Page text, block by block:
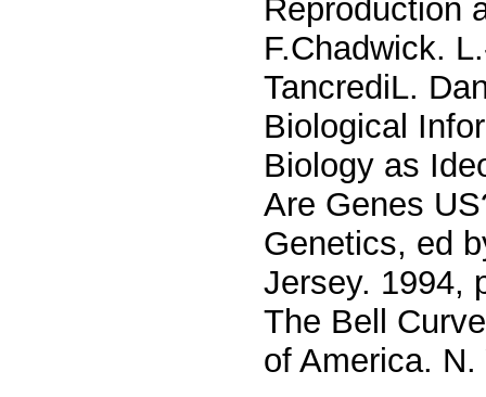
Reproduction
F.Chadwick.
TancrediL.
Biological
Biology as
Are Genes
Genetics, ed
Jersey. 1994,
The Bell
of America.